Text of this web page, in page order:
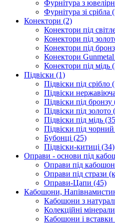
Фурнітура з
Фурнітура зі срібла
Конектори (2)
Конектори під
Конектори під
Конектори під
Конектори Gunmetal
Конектори під мідь
Підвіски (1)
Підвіски під срібло
Підвіски
Підвіски під бронзу
Підвіски під золото
Підвіски під мідь
Підвіски під
Бубонці (25)
Підвіски-китиці (34)
Оправи - основи під
Оправи під кабошон
Оправи під стрази
Оправи-Цапи (45)
Кабошони,
Кабошони з
Колекційні мінерали
Кабошони і